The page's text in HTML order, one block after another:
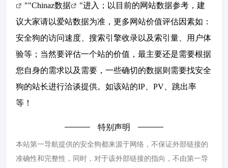
""Chinaz数据
"进入；以目前的网站数据参考，建
议大家请以爱站数据为准，更多网站价值评估因素如：
安全狗的访问速度、搜索引擎收录以及索引量、用户体
验等；当然要评估一个站的价值，最主要还是需要根据
您自身的需求以及需要，一些确切的数据则需要找安全
狗的站长进行洽谈提供。如该站的IP、PV、跳出率
等！
特别声明
本站第一导航提供的安全狗都来源于网络，不保证外部链接的
准确性和完整性，同时，对于该外部链接的指向，不由第一导